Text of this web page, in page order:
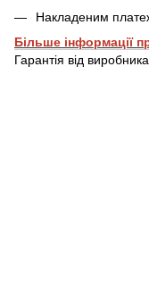
Накладеним
Більше інформації
Гарантія від